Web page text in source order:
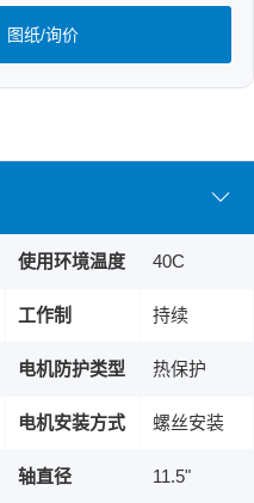
图纸/询价
使用环境温度 40C
工作制 持续
电机防护类型 热保护
电机安装方式 螺丝安装
轴直径 11.5"